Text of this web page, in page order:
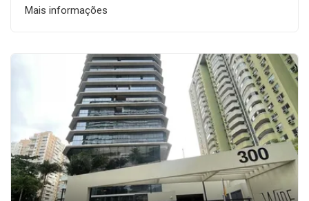
Mais informações